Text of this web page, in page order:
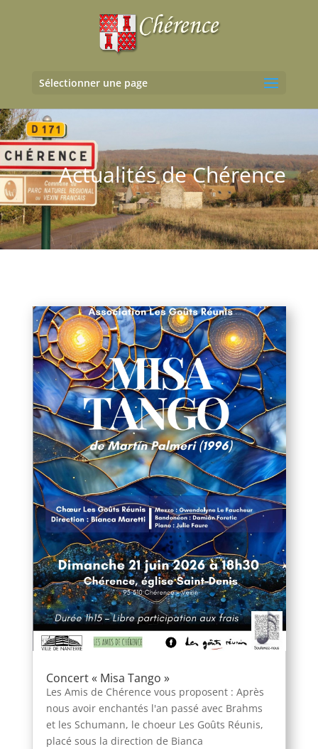
Sélectionner une page
Actualités de Chérence
Concert « Misa Tango »
Les Amis de Chérence vous proposent : Après
nous avoir enchantés l'an passé avec Brahms
et les Schumann, le choeur Les Goûts Réunis,
placé sous la direction de Bianca